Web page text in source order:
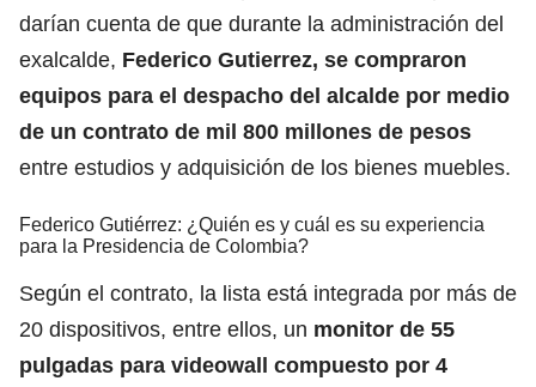
darían cuenta de que durante la administración del
exalcalde, Federico Gutierrez, se compraron
equipos para el despacho del alcalde por medio
de un contrato de mil 800 millones de pesos
entre estudios y adquisición de los bienes muebles.
Federico Gutiérrez: ¿Quién es y cuál es su experiencia
para la Presidencia de Colombia?
Según el contrato, la lista está integrada por más de
20 dispositivos, entre ellos, un monitor de 55
pulgadas para videowall compuesto por 4